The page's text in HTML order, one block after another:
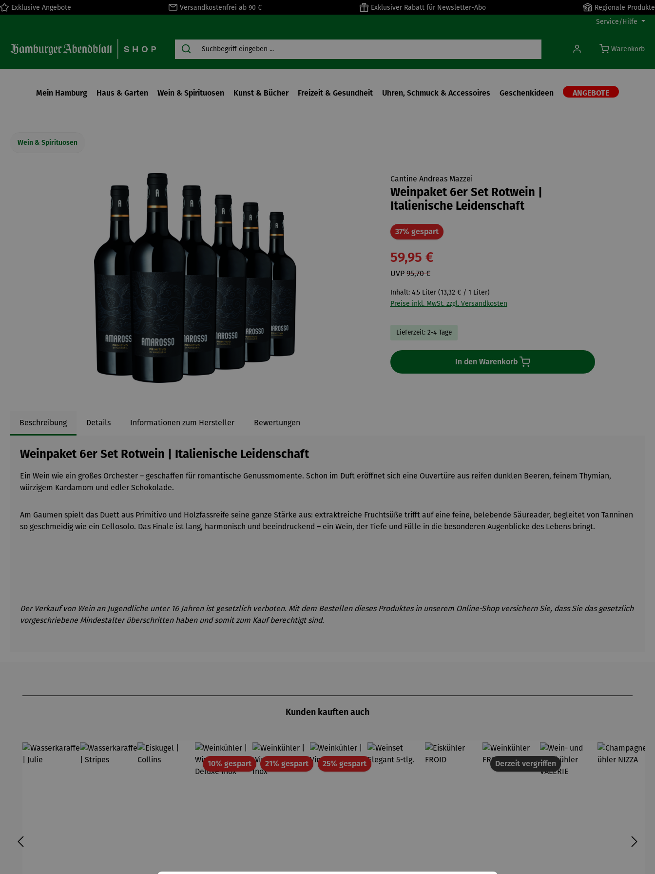
Zur Hauptnavigation springen
Exklusive Angebote Versandkostenfrei ab 90 € Exklusiver Rabatt für Newsletter-Abo
Regionale Produkte
Service/Hilfe
Warenkorb
Mein Hamburg Haus & Garten Wein & Spirituosen Kunst & Bücher Freizeit & Gesundheit Uhren, Schmuck & Accessoires Geschenkideen ANGEBOTE
Wein & Spirituosen
Cantine Andreas Mazzei
Weinpaket 6er Set Rotwein |
Italienische Leidenschaft
37% gespartRabatt
59,95 €
UVP95,70 €
Inhalt: 4.5 Liter (13,32 € / 1 Liter)
Preise inkl. MwSt. zzgl. Versandkosten
Lieferzeit: 2-4 Tage
In den Warenkorb
Beschreibung Details Informationen zum Hersteller Bewertungen
Weinpaket 6er Set Rotwein | Italienische Leidenschaft
Ein Wein wie ein großes Orchester – geschaffen für romantische Genussmomente. Schon im Duft eröffnet sich eine Ouvertüre aus reifen dunklen Beeren, feinem Thymian,
würzigem Kardamom und edler Schokolade.
Am Gaumen spielt das Duett aus Primitivo und Holzfassreife seine ganze Stärke aus: extraktreiche Fruchtsüße trifft auf eine feine, belebende Säureader, begleitet von Tanninen
so geschmeidig wie ein Cellosolo. Das Finale ist lang, harmonisch und beeindruckend – ein Wein, der Tiefe und Fülle in die besonderen Augenblicke des Lebens bringt.
Der Verkauf von Wein an Jugendliche unter 16 Jahren ist gesetzlich verboten. Mit dem Bestellen dieses Produktes in unserem Online-Shop versichern Sie, dass Sie das gesetzlich
vorgeschriebene Mindestalter überschritten haben und somit zum Kauf berechtigt sind.
Kunden kauften auch
10% gespartRabatt21% gespartRabatt25% gespartRabatt Derzeit vergriffen